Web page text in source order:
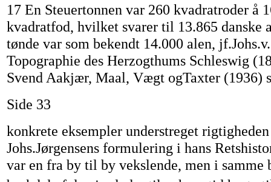
17 En Steuertonnen var 260 kvadratroder å
kvadratfod, hvilket svarer til 13.865 danske
tønde var som bekendt 14.000 alen,
Topographie des Herzogthums Schleswig
Svend Aakjær, Maal, Vægt ogTaxter (1936)
Side 33
konkrete eksempler understreget
Johs.Jørgensens formulering i hans
var en fra by til by vekslende, men i samme